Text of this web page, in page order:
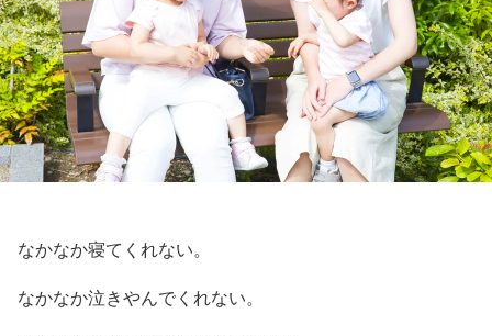
なかなか寝てくれない。
なかなか泣きやんでくれない。